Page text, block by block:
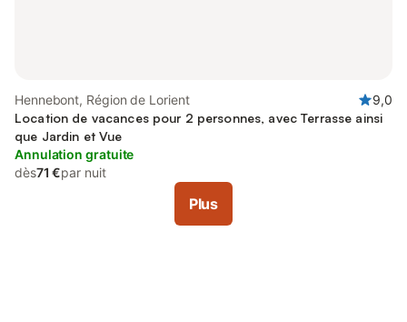
Hennebont, Région de Lorient
9,0
Location de vacances pour 2 personnes, avec Terrasse ainsi
que Jardin et Vue
Annulation gratuite
dès71 €par nuit
Plus